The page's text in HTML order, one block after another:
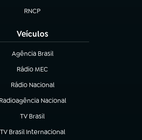
RNCP
(abre em nova aba)
Veículos
Agência Brasil
(abre em nova aba)
Rádio MEC
(abre em nova aba)
Rádio Nacional
Radioagência Nacional
(abre em nova aba)
TV Brasil
(abre em nova aba)
TV Brasil Internacional
(abre em nova aba)